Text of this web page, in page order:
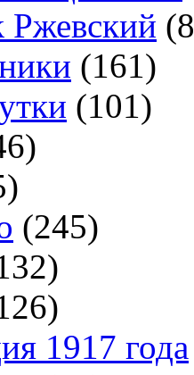
Ржевский
(161)
(101)
(245)
1917 года